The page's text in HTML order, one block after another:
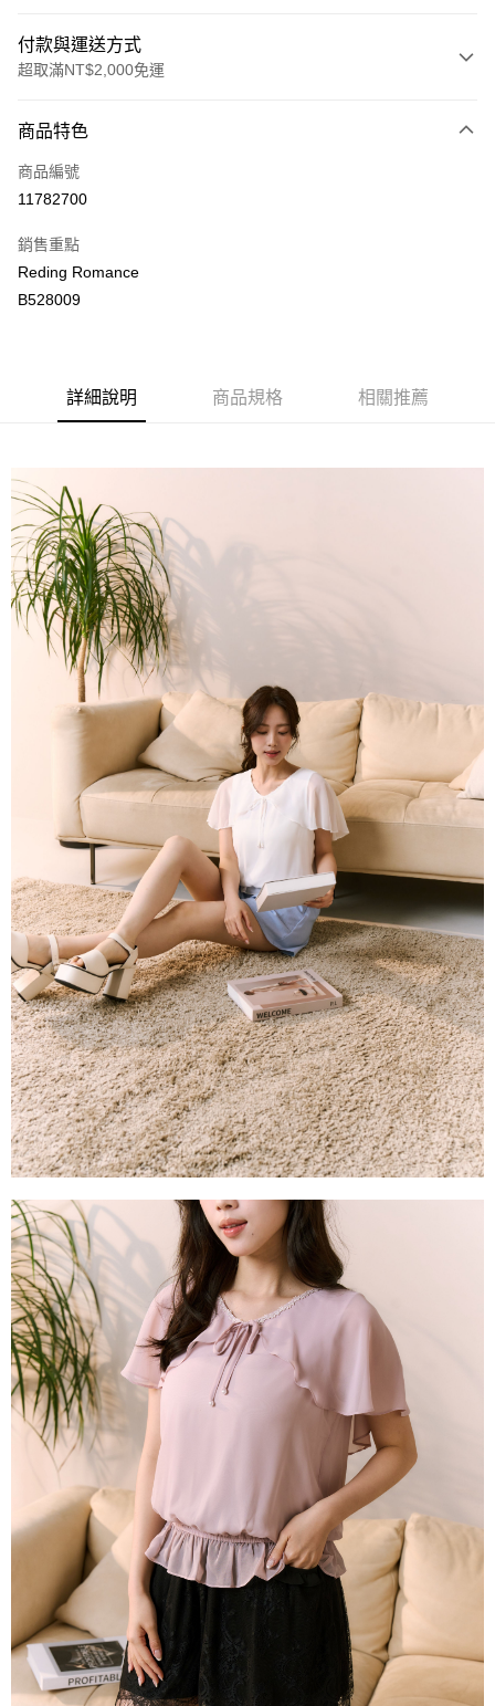
付款與運送方式
超取滿NT$2,000免運
信用卡一次付款
LINE Pay
街口支付
悠遊付
運送方式
每筆NT$80，滿NT$2,000(含以上)免運費
付款後萊爾富取貨
每筆NT$80，滿NT$2,000(含以上)免運費
付款後7-11取貨
每筆NT$80，滿NT$2,000(含以上)免運費
宅配
每筆NT$80，滿NT$2,000(含以上)免運費
每筆NT$100，滿NT$2,000(含以上)免運費
商品特色
商品編號
11782700
銷售重點
Reding Romance
B528009
詳細說明 商品規格 相關推薦